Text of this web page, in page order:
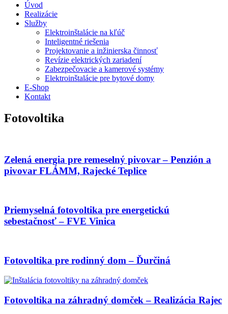
Úvod
Realizácie
Služby
Elektroinštalácie na kľúč
Inteligentné riešenia
Projektovanie a inžinierska činnosť
Revízie elektrických zariadení
Zabezpečovacie a kamerové systémy
Elektroinštalácie pre bytové domy
E-Shop
Kontakt
Fotovoltika
Zelená energia pre remeselný pivovar – Penzión a
pivovar FLÁMM, Rajecké Teplice
Priemyselná fotovoltika pre energetickú
sebestačnosť – FVE Vinica
Fotovoltika pre rodinný dom – Ďurčiná
Fotovoltika na záhradný domček – Realizácia Rajec